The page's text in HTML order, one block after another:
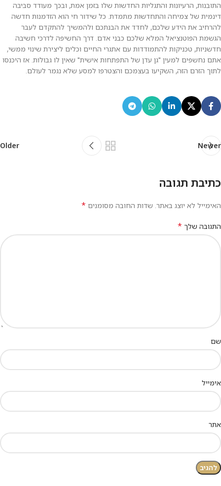
התובנות, הרעיונות והתגליות החדשות שלו בזמן אמת, ובכך מעודד סביבה
דינמית של צמיחה והתחדשות מתמדת. כל שידור חי הוא הזדמנות חדשה
להרחיב את הידע שלכם, לחדד את הבנתכם ולהמשיך להתקדם לעבר
הגשמת הפוטנציאל המלא שלכם כבני אדם. דרך החשיפה לדרכי חשיבה
חדשניות, טכניקות להתמודדות עם אתגרי החיים וכלים ליצירת שינוי ממשי,
אתם נחשפים למעין "גן עדן של התפתחות אישית" שאין לו גבולות. אז היכנסו
לתוך הזרם הזה, השקיעו בעצמכם והצטרפו למסע שלא נגמר לעולם.
Newer
Older
כתיבת תגובה
האימייל לא יוצג באתר. שדות החובה מסומנים *
התגובה שלך *
שם
אימייל
אתר